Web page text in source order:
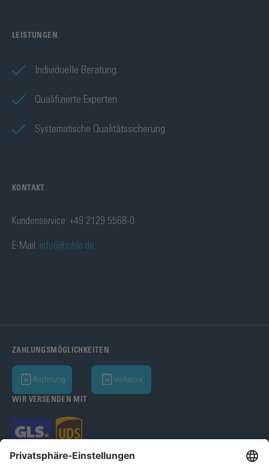
LEISTUNGEN
Individuelle Beratung
Qualifizierte Experten
Systematische Qualitätssicherung
KONTAKT
Kundenservice: +49 2129 5568-0
E-Mail: info@bohle.de
ZAHLUNGSMÖGLICHKEITEN
Rechnung Vorkasse
WIR VERSENDEN MIT